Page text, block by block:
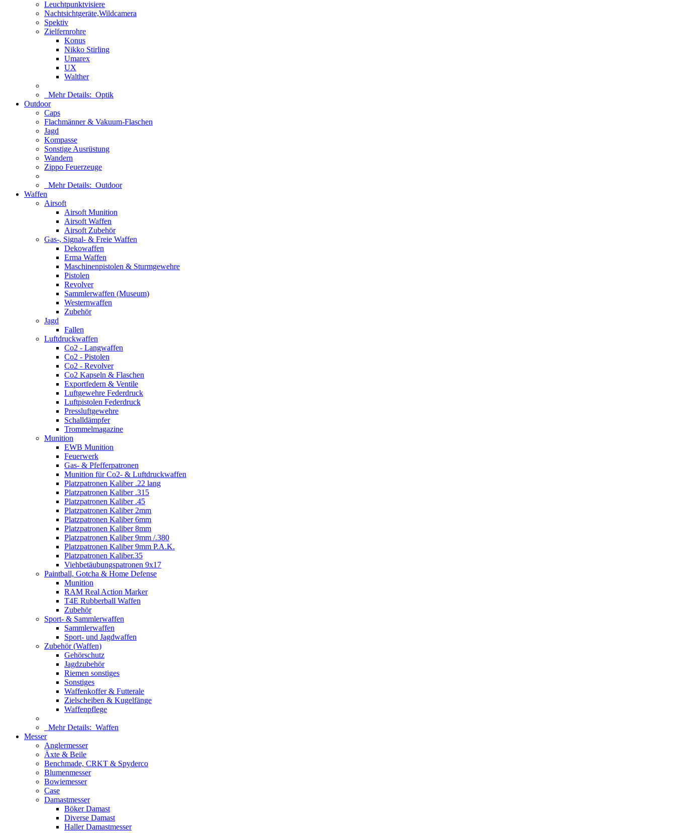
Leuchtpunktvisiere
Nachtsichtgeräte,Wildcamera
Spektiv
Zielfernrohre
Konus
Nikko Stirling
Umarex
UX
Walther
Mehr Details: Optik
Outdoor
Caps
Flachmänner & Vakuum-Flaschen
Jagd
Kompasse
Sonstige Ausrüstung
Wandern
Zippo Feuerzeuge
Mehr Details: Outdoor
Waffen
Airsoft
Airsoft Munition
Airsoft Waffen
Airsoft Zubehör
Gas-, Signal- & Freie Waffen
Dekowaffen
Erma Waffen
Maschinenpistolen & Sturmgewehre
Pistolen
Revolver
Sammlerwaffen (Museum)
Westernwaffen
Zubehör
Jagd
Fallen
Luftdruckwaffen
Co2 - Langwaffen
Co2 - Pistolen
Co2 - Revolver
Co2 Kapseln & Flaschen
Exportfedern & Ventile
Luftgewehre Federdruck
Luftpistolen Federdruck
Pressluftgewehre
Schalldämpfer
Trommelmagazine
Munition
EWB Munition
Feuerwerk
Gas- & Pfefferpatronen
Munition für Co2- & Luftdruckwaffen
Platzpatronen Kaliber .22 lang
Platzpatronen Kaliber .315
Platzpatronen Kaliber .45
Platzpatronen Kaliber 2mm
Platzpatronen Kaliber 6mm
Platzpatronen Kaliber 8mm
Platzpatronen Kaliber 9mm /.380
Platzpatronen Kaliber 9mm P.A.K.
Platzpatronen Kaliber.35
Viehbetäubungspatronen 9x17
Paintball, Gotcha & Home Defense
Munition
RAM Real Action Marker
T4E Rubberball Waffen
Zubehör
Sport- & Sammlerwaffen
Sammlerwaffen
Sport- und Jagdwaffen
Zubehör (Waffen)
Gehörschutz
Jagdzubehör
Riemen sonstiges
Sonstiges
Waffenkoffer & Futterale
Zielscheiben & Kugelfänge
Waffenpflege
Mehr Details: Waffen
Messer
Anglermesser
Äxte & Beile
Benchmade, CRKT & Spyderco
Blumenmesser
Bowiemesser
Case
Damastmesser
Böker Damast
Diverse Damast
Haller Damastmesser